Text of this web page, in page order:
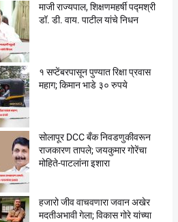
माजी राज्यपाल, शिक्षणमहर्षी पद्मश्री
डॉ. डी. वाय. पाटील यांचे निधन
१ सप्टेंबरपासून पुण्यात रिक्षा प्रवास
महाग; किमान भाडे ३० रुपये
सोलापूर DCC बँक निवडणुकीवरून
राजकारण तापले; जयकुमार गोरेंचा
मोहिते-पाटलांना इशारा
हजारो जीव वाचवणारा जवान अखेर
मदतीअभावी गेला; विकास गोरे यांच्या